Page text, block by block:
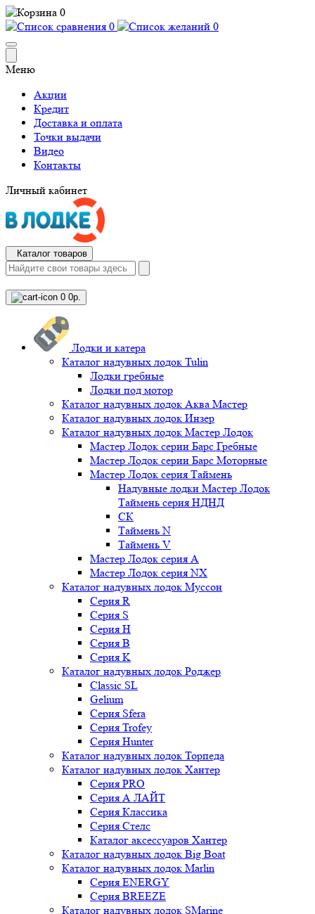
0
0
0
Меню
Акции
Кредит
Доставка и оплата
Точки выдачи
Видео
Контакты
Личный кабинет
Каталог товаров
0 0р.
Лодки и катера
Каталог надувных лодок Tulin
Лодки гребные
Лодки под мотор
Каталог надувных лодок Аква Мастер
Каталог надувных лодок Инзер
Каталог надувных лодок Мастер Лодок
Мастер Лодок серии Барс Гребные
Мастер Лодок серии Барс Моторные
Мастер Лодок серия Таймень
Надувные лодки Мастер Лодок
Таймень серия НДНД
СК
Таймень N
Таймень V
Мастер Лодок серия А
Мастер Лодок серия NX
Каталог надувных лодок Муссон
Серия R
Серия S
Серия H
Серия B
Серия K
Каталог надувных лодок Роджер
Classic SL
Gelium
Серия Sfera
Серия Trofey
Серия Hunter
Каталог надувных лодок Торпеда
Каталог надувных лодок Хантер
Серия PRO
Серия А ЛАЙТ
Серия Классика
Серия Стелс
Каталог аксессуаров Хантер
Каталог надувных лодок Big Boat
Каталог надувных лодок Marlin
Серия ENERGY
Серия BREEZE
Каталог надувных лодок SMarine